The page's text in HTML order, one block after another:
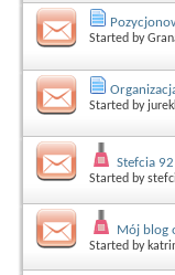
Started by
Started by
Stefcia
Started by
Mój blog
Started by